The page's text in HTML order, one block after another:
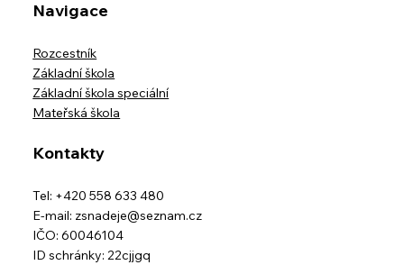
Navigace
Rozcestník
Základní škola
Základní škola speciální
Mateřská škola
Kontakty
Tel: +420 558 633 480
E-mail: zsnadeje@seznam.cz
IČO: 60046104
ID schránky: 22cjjgq